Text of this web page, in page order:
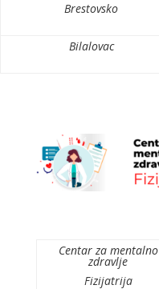
Brestovsko
Bilalovac
Centar za mentalno
zdravlje
Fizijatrija